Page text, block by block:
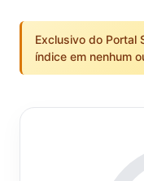
Exclusivo do Portal
índice em nenhum